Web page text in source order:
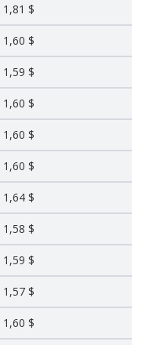
1,81 $
1,60 $
1,59 $
1,60 $
1,60 $
1,60 $
1,64 $
1,58 $
1,59 $
1,57 $
1,60 $